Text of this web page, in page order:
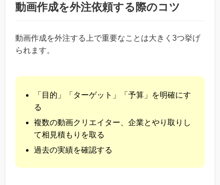
動画作成を外注依頼する際のコツ
動画作成を外注する上で重要なことは大きく3つ挙げ
られます。
「目的」「ターゲット」「予算」を明確にす
る
複数の動画クリエイター、企業とやり取りし
て相見積もりを取る
過去の実績を確認する